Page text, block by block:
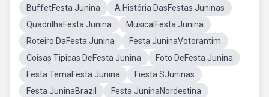
BuffetFesta Junina
A História DasFestas Juninas
QuadrilhaFesta Junina
MusicalFesta Junina
Roteiro DaFesta Junina
Festa JuninaVotorantim
Coisas Tipicas DeFesta Junina
Foto DeFesta Junina
Festa TemaFesta Junina
Fiesta SJuninas
Festa JuninaBrazil
Festa JuninaNordestina